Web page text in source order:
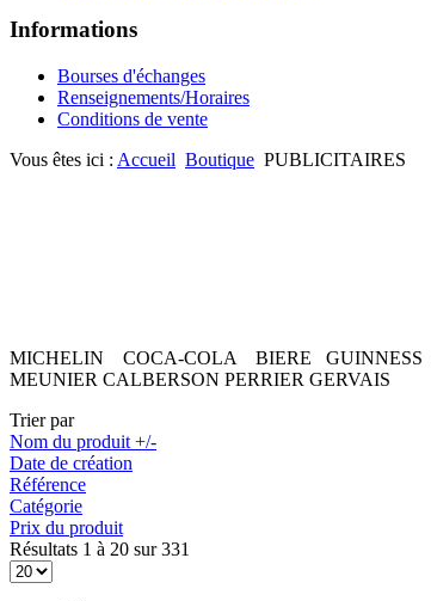
Informations
Bourses d'échanges
Renseignements/Horaires
Conditions de vente
Vous êtes ici : Accueil Boutique PUBLICITAIRES
MICHELIN COCA-COLA BIERE GUINNESS
MEUNIER CALBERSON PERRIER GERVAIS
Trier par
Nom du produit +/-
Date de création
Référence
Catégorie
Prix du produit
Résultats 1 à 20 sur 331